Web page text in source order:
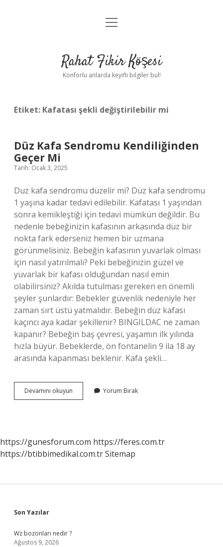
Anasayfa
Yasal Uyarı
menüyü
Rahat Fikir Köşesi
Konforlu anlarda keyifli bilgiler bul!
Etiket: Kafatası şekli değiştirilebilir mi
Düz Kafa Sendromu Kendiliğinden
Geçer Mi
Tarih: Ocak 3, 2025
Duz kafa sendromu düzelir mi? Düz kafa sendromu
1 yaşına kadar tedavi edilebilir. Kafatası 1 yaşından
sonra kemikleştiği için tedavi mümkün değildir. Bu
nedenle bebeğinizin kafasının arkasında düz bir
nokta fark ederseniz hemen bir uzmana
görünmelisiniz. Bebeğin kafasının yuvarlak olması
için nasıl yatırılmalı? Peki bebeğinizin güzel ve
yuvarlak bir kafası olduğundan nasıl emin
olabilirsiniz? Akılda tutulması gereken en önemli
şeyler şunlardır: Bebekler güvenlik nedeniyle her
zaman sırt üstü yatmalıdır. Bebeğin düz kafası
kaçıncı aya kadar şekillenir? BINGILDAC ne zaman
kapanır? Bebeğin baş çevresi, yaşamın ilk yılında
hızla büyür. Bebeklerde, ön fontanelin 9 ila 18 ay
arasında kapanması beklenir. Kafa şekli…
Devamını okuyun
Kafa
Yorum Bırak
https://gunesforum.com https://feres.com.tr
https://btibbimedikal.com.trSitemap
Sidebar
Son Yazılar
Wz bozonları nedir ?
Ağustos 9, 2026